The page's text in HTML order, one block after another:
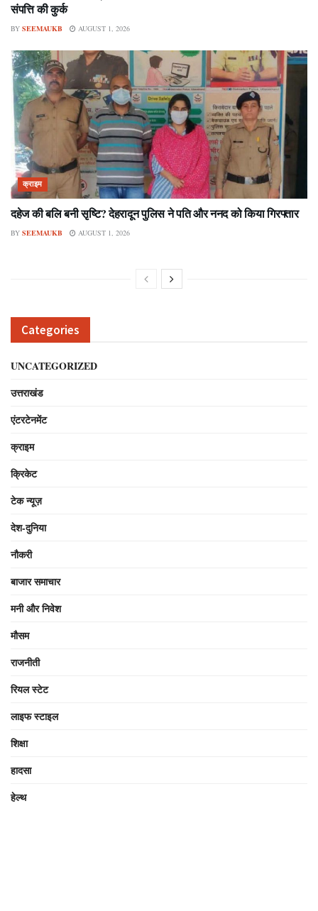
संपत्ति की कुर्क
BY SEEMAUKB AUGUST 1, 2026
क्राइम
दहेज की बलि बनी सृष्टि? देहरादून पुलिस ने पति और ननद को किया गिरफ्तार
BY SEEMAUKB AUGUST 1, 2026
Categories
UNCATEGORIZED
उत्तराखंड
एंटरटेनमेंट
क्राइम
क्रिकेट
टेक न्यूज़
देश-दुनिया
नौकरी
बाजार समाचार
मनी और निवेश
मौसम
राजनीती
रियल स्टेट
लाइफ स्टाइल
शिक्षा
हादसा
हेल्थ